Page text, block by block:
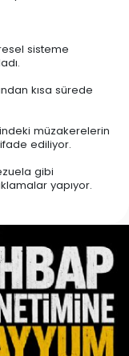
sisteme
kısa sürede
müzakerelerin
ediliyor.
gibi
yapıyor.